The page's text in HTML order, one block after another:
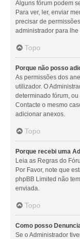
Alguns fórum podem
Para ver, ler, enviar
precisar de
administrador para
Topo
Porque não posso
As permissões dos
utilizador. O
determinado fórum,
Contacte o mesmo
adicionar anexos.
Topo
Porque recebi uma
Leia as Regras do
Por Favor, note que
phpBB Limited não
enviada.
Topo
Como posso
Se o Administrador